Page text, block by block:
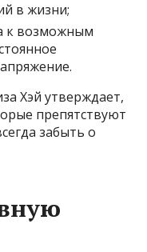
в жизни;
к возможным
Хэй утверждает,
препятствуют
забыть о